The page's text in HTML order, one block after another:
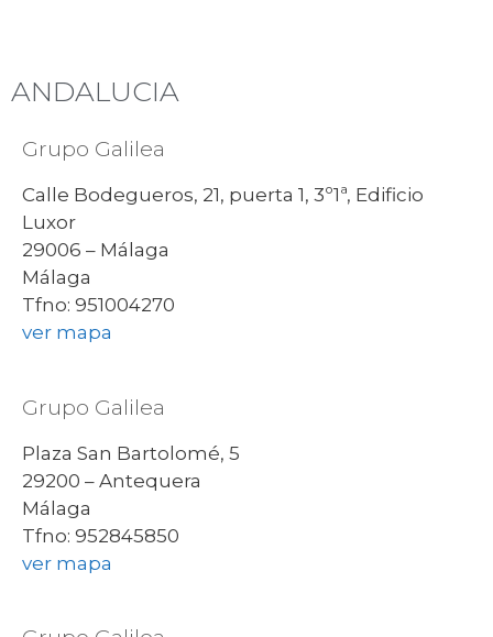
ANDALUCIA
Grupo Galilea
Calle Bodegueros, 21, puerta 1, 3º1ª, Edificio
Luxor
29006 – Málaga
Málaga
Tfno: 951004270
ver mapa
Grupo Galilea
Plaza San Bartolomé, 5
29200 – Antequera
Málaga
Tfno: 952845850
ver mapa